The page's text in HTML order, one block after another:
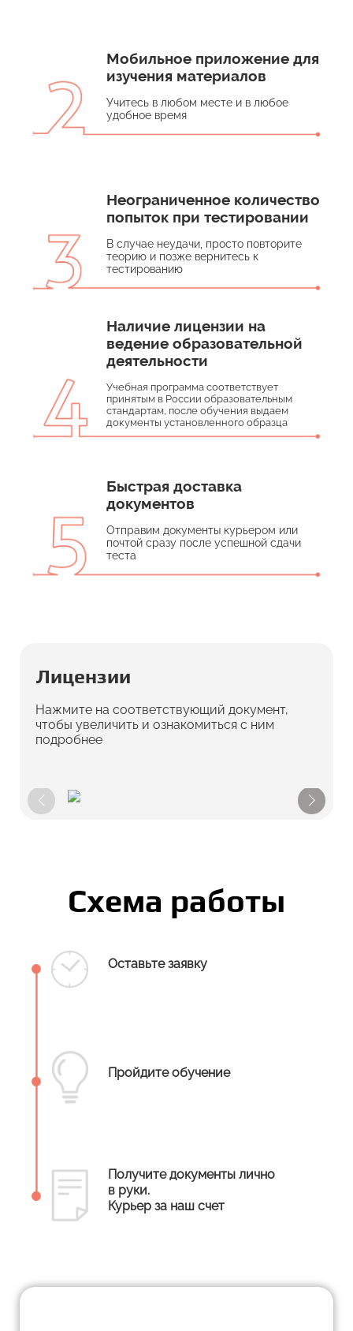
Мобильное приложение для
изучения материалов
Учитесь в любом месте и в любое
удобное время
Неограниченное количество
попыток при тестировании
В случае неудачи, просто повторите
теорию и позже вернитесь к
тестированию
Наличие лицензии на
ведение образовательной
деятельности
Учебная программа соответствует
принятым в России образовательным
стандартам, после обучения выдаем
документы установленного образца
Быстрая доставка
документов
Отправим документы курьером или
почтой сразу после успешной сдачи
теста
Лицензии
Нажмите на соответствующий документ,
чтобы увеличить и ознакомиться с ним
подробнее
Схема работы
Оставьте заявку
Пройдите обучение
Получите документы лично
в руки.
Курьер за наш счет